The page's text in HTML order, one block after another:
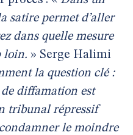
satire permet d’aller
dans quelle mesure
loin. » Serge Halimi
la question clé :
diffamation est
tribunal répressif
le moindre